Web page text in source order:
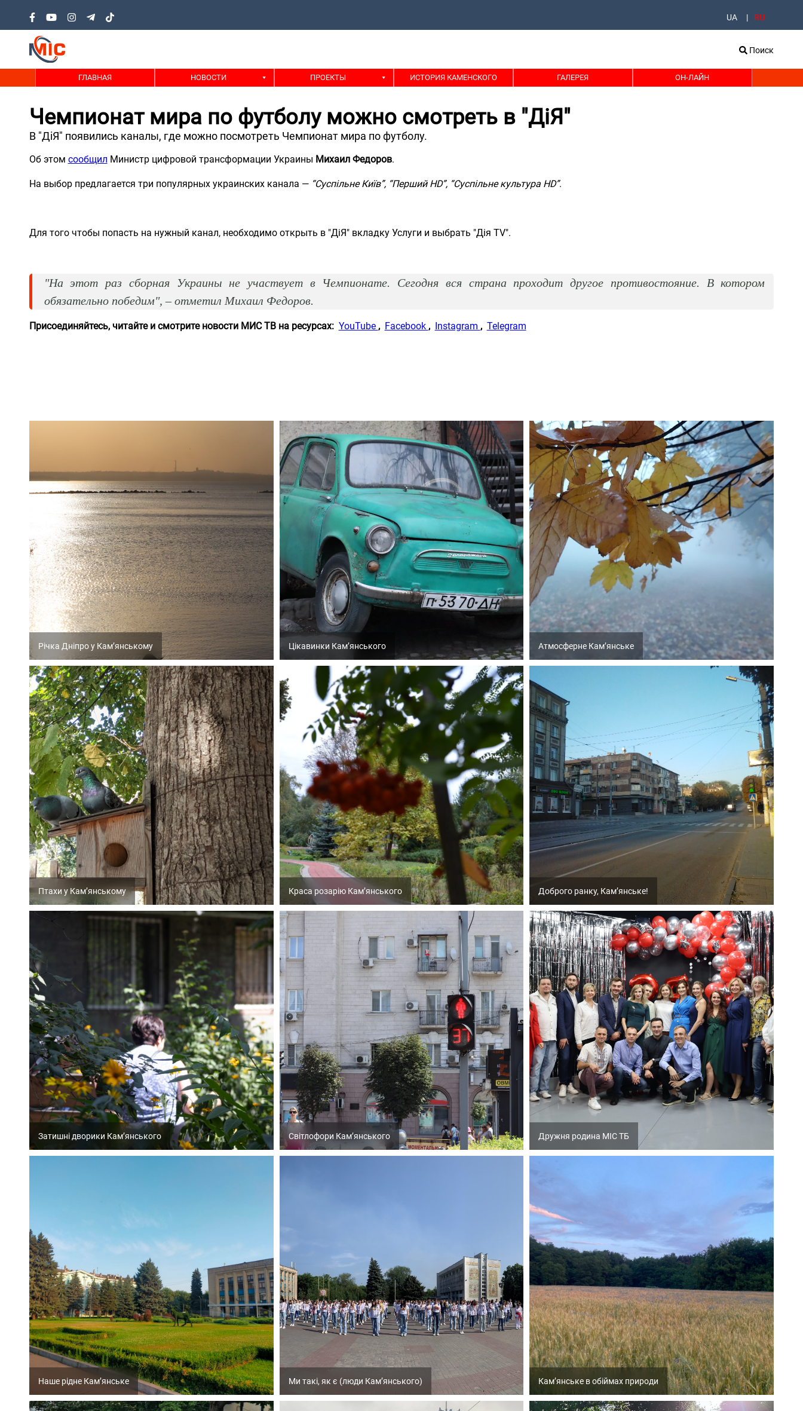
UA RU
Поиск
ГЛАВНАЯ НОВОСТИ ПРОЕКТЫ ИСТОРИЯ КАМЕНСКОГО ГАЛЕРЕЯ ОН-ЛАЙН
Чемпионат мира по футболу можно смотреть в "ДіЯ"
В "ДіЯ" появились каналы, где можно посмотреть Чемпионат мира по футболу.
Об этом сообщил Министр цифровой трансформации Украины Михаил Федоров.
На выбор предлагается три популярных украинских канала — “Суспільне Київ”, “Перший HD”, “Суспільне культура HD”.
Для того чтобы попасть на нужный канал, необходимо открыть в "ДіЯ" вкладку Услуги и выбрать "Дія TV".
"На этот раз сборная Украины не участвует в Чемпионате. Сегодня вся страна проходит другое противостояние. В котором
обязательно победим", – отметил Михаил Федоров.
Присоединяйтесь, читайте и смотрите новости МИС ТВ на ресурсах: YouTube , Facebook , Instagram , Telegram
Річка Дніпро у Кам’янському Цікавинки Кам’янського Атмосферне Кам’янське
Птахи у Кам’янському Краса розарію Кам’янського Доброго ранку, Кам’янське!
Затишні дворики Кам’янського Світлофори Кам’янського Дружня родина МІС ТБ
Наше рідне Кам’янське Ми такі, як є (люди Кам’янського) Кам’янське в обіймах природи